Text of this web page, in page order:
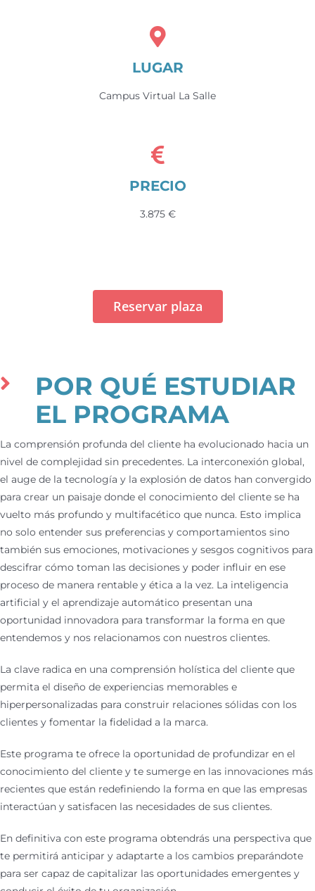
LUGAR
Campus Virtual La Salle
PRECIO
3.875 €
Reservar plaza
POR QUÉ ESTUDIAR
EL PROGRAMA
La comprensión profunda del cliente ha evolucionado hacia un
nivel de complejidad sin precedentes. La interconexión global,
el auge de la tecnología y la explosión de datos han convergido
para crear un paisaje donde el conocimiento del cliente se ha
vuelto más profundo y multifacético que nunca. Esto implica
no solo entender sus preferencias y comportamientos sino
también sus emociones, motivaciones y sesgos cognitivos para
descifrar cómo toman las decisiones y poder influir en ese
proceso de manera rentable y ética a la vez. La inteligencia
artificial y el aprendizaje automático presentan una
oportunidad innovadora para transformar la forma en que
entendemos y nos relacionamos con nuestros clientes.
La clave radica en una comprensión holística del cliente que
permita el diseño de experiencias memorables e
hiperpersonalizadas para construir relaciones sólidas con los
clientes y fomentar la fidelidad a la marca.
Este programa te ofrece la oportunidad de profundizar en el
conocimiento del cliente y te sumerge en las innovaciones más
recientes que están redefiniendo la forma en que las empresas
interactúan y satisfacen las necesidades de sus clientes.
En definitiva con este programa obtendrás una perspectiva que
te permitirá anticipar y adaptarte a los cambios preparándote
para ser capaz de capitalizar las oportunidades emergentes y